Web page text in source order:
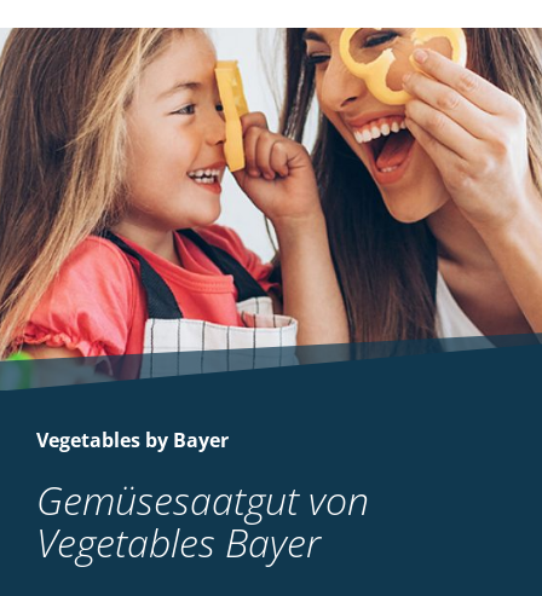
Vegetables by Bayer
Gemüsesaatgut von
Vegetables Bayer